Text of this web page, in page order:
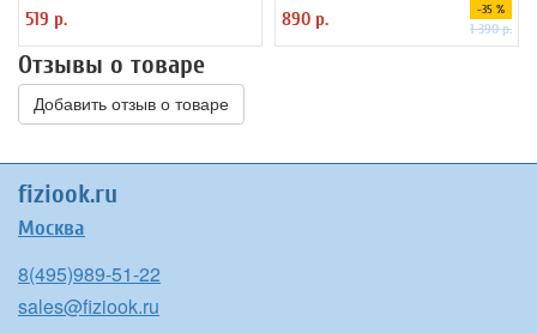
519 р. 890 р. -35 %
1 390 р.
Отзывы о товаре
Добавить отзыв о товаре
fiziook.ru
Москва
8(495)989-51-22
sales@fiziook.ru